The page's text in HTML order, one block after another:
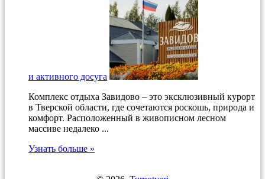
и активного досуга
Комплекс отдыха Завидово – это эксклюзивный курорт
в Тверской области, где сочетаются роскошь, природа и
комфорт. Расположенный в живописном лесном
массиве недалеко ...
Узнать больше »